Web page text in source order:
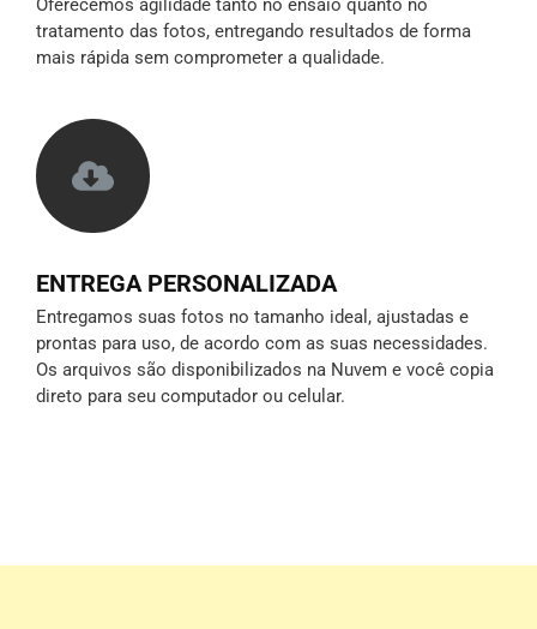
Oferecemos agilidade tanto no ensaio quanto no
tratamento das fotos, entregando resultados de forma
mais rápida sem comprometer a qualidade.
ENTREGA PERSONALIZADA
Entregamos suas fotos no tamanho ideal, ajustadas e
prontas para uso, de acordo com as suas necessidades.
Os arquivos são disponibilizados na Nuvem e você copia
direto para seu computador ou celular.